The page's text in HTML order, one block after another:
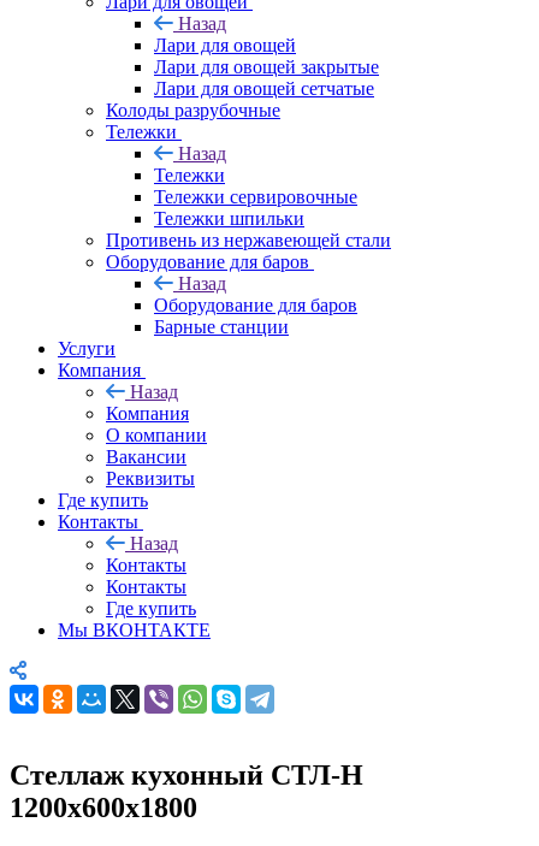
Назад
Лари для овощей
Лари для овощей закрытые
Лари для овощей сетчатые
Колоды разрубочные
Тележки
Назад
Тележки
Тележки сервировочные
Тележки шпильки
Противень из нержавеющей стали
Оборудование для баров
Назад
Оборудование для баров
Барные станции
Услуги
Компания
Назад
Компания
О компании
Вакансии
Реквизиты
Где купить
Контакты
Назад
Контакты
Контакты
Где купить
Мы ВКОНТАКТЕ
Стеллаж кухонный СТЛ-Н
1200х600х1800